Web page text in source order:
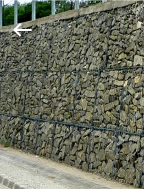
À
LA
MAISON
PRODUITS
Nova
Metal
Wire
Mesh
Products
Co.,
Ltd..
All
Rights
Reserved.